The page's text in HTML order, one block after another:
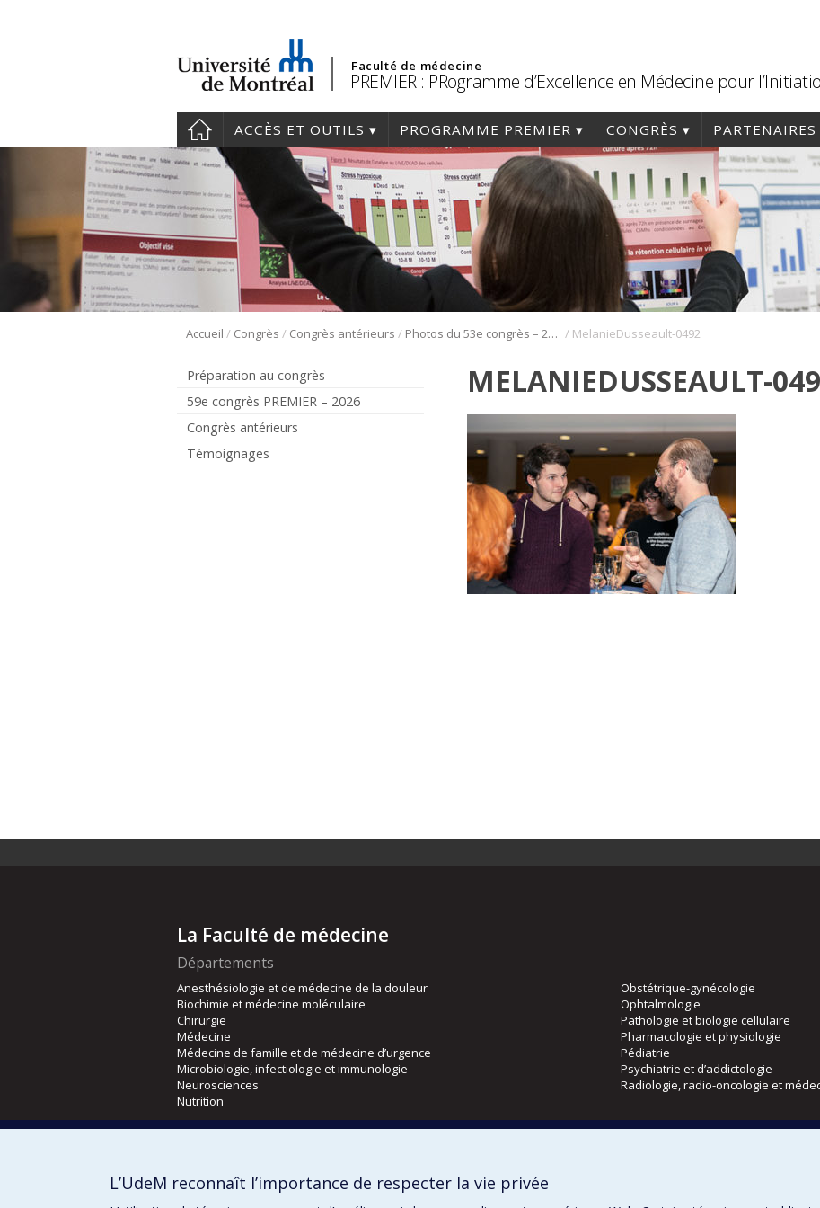
Faculté de médecine
PREMIER : PRogramme d’Excellence en Médecine pour
ACCÈS ET OUTILS PROGRAMME PREMIER CONGRÈS PARTENAIRES
Accueil / Congrès / Congrès antérieurs / Photos du 53e congrès – 2020 / MelanieDusseault-0492
Préparation au congrès
59e congrès PREMIER – 2026
Congrès antérieurs
Témoignages
MELANIEDUSSEAULT-
La Faculté de médecine
Départements
Anesthésiologie et de médecine de la douleur
Biochimie et médecine moléculaire
Chirurgie
Médecine
Médecine de famille et de médecine d’urgence
Microbiologie, infectiologie et immunologie
Neurosciences
Nutrition
Obstétrique-gynécologie
Ophtalmologie
Pathologie et biologie cellulaire
Pharmacologie et physiologie
Pédiatrie
Psychiatrie et d’addictologie
Radiologie, radio-oncologie et
Orthophonie et audiologie
L’UdeM reconnaît l’importance de respecter la vie privée